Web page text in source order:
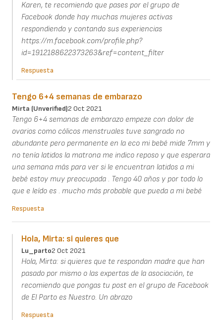
Karen, te recomiendo que pases por el grupo de
Facebook donde hay muchas mujeres activas
respondiendo y contando sus experiencias
https://m.facebook.com/profile.php?
id=1912188622373263&ref=content_filter
Respuesta
Tengo 6+4 semanas de embarazo
Mirta (unverified)2 Oct 2021
Tengo 6+4 semanas de embarazo empeze con dolor de
ovarios como cólicos menstruales tuve sangrado no
abundante pero permanente en la eco mi bebé mide 7mm y
no tenía latidos la matrona me indico reposo y que esperara
una semana más para ver si le encuentran latidos a mi
bebé estoy muy preocupada . Tengo 40 años y por todo lo
que e leído es . mucho más probable que pueda a mi bebé
Respuesta
Hola, Mirta: si quieres que
Lu_parto2 Oct 2021
Hola, Mirta: si quieres que te respondan madre que han
pasado por mismo o las expertas de la asociación, te
recomiendo que pongas tu post en el grupo de Facebook
de El Parto es Nuestro. Un abrazo
Respuesta